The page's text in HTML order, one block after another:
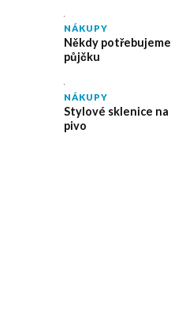
NÁKUPY
Někdy potřebujeme
půjčku
NÁKUPY
Stylové sklenice na
pivo